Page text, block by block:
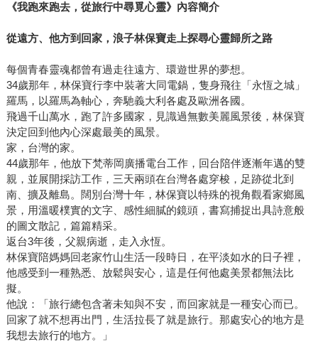
《我跑來跑去，從旅行中尋覓心靈》內容簡介
從遠方、他方到回家，浪子林保寶走上探尋心靈歸所之路
每個青春靈魂都曾有過走往遠方、環遊世界的夢想。
34歲那年，林保寶行李中裝著大同電鍋，隻身飛往「永恆之城」
羅馬，以羅馬為軸心，奔馳義大利各處及歐洲各國。
飛過千山萬水，跑了許多國家，見識過無數美麗風景後，林保寶
決定回到他內心深處最美的風景。
家，台灣的家。
44歲那年，他放下梵蒂岡廣播電台工作，回台陪伴逐漸年邁的雙
親，並展開採訪工作，三天兩頭在台灣各處穿梭，足跡從北到
南、擴及離島。闊別台灣十年，林保寶以特殊的視角觀看家鄉風
景，用溫暖樸實的文字、感性細膩的鏡頭，書寫捕捉出具詩意般
的圖文散記，篇篇精采。
返台3年後，父親病逝，走入永恆。
林保寶陪媽媽回老家竹山生活一段時日，在平淡如水的日子裡，
他感受到一種熟悉、放鬆與安心，這是任何他處美景都無法比
擬。
他說：「旅行總包含著未知與不安，而回家就是一種安心而已。
回家了就不想再出門，生活拉長了就是旅行。那處安心的地方是
我想去旅行的地方。」